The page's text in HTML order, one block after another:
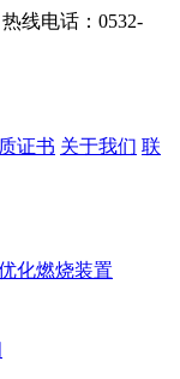
线电话：0532-
证书 关于我们 联
化燃烧装置